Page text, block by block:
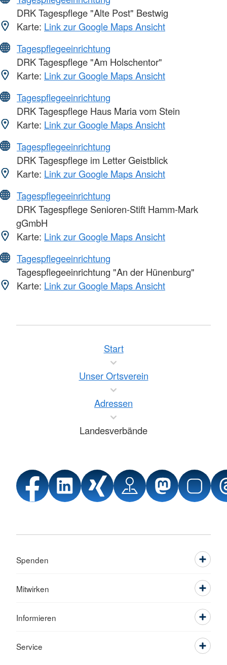
DRK Tagespflege "Alte Post" Bestwig
Karte: Link zur Google Maps Ansicht
Tagespflegeeinrichtung
DRK Tagespflege "Am Holschentor"
Karte: Link zur Google Maps Ansicht
Tagespflegeeinrichtung
DRK Tagespflege Haus Maria vom Stein
Karte: Link zur Google Maps Ansicht
Tagespflegeeinrichtung
DRK Tagespflege im Letter Geistblick
Karte: Link zur Google Maps Ansicht
Tagespflegeeinrichtung
DRK Tagespflege Senioren-Stift Hamm-Mark
gGmbH
Karte: Link zur Google Maps Ansicht
Tagespflegeeinrichtung
Tagespflegeeinrichtung "An der Hünenburg"
Karte: Link zur Google Maps Ansicht
Start
Unser Ortsverein
Adressen
Landesverbände
Spenden
Mitwirken
Informieren
Service